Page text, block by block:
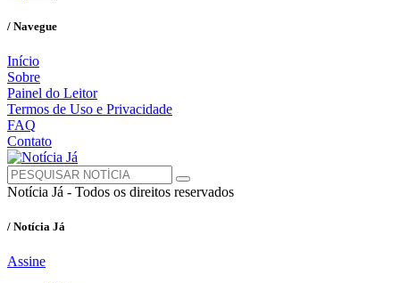
/ Navegue
Início
Sobre
Painel do Leitor
Termos de Uso e Privacidade
FAQ
Contato
Notícia Já - Todos os direitos reservados
/ Notícia Já
Assine